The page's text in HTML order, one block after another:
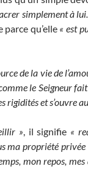
simplement à
qu’elle « est
de la vie de
le Seigneur
rigidités et s’ouvre
», il signifie «
ma propriété
mon repos,